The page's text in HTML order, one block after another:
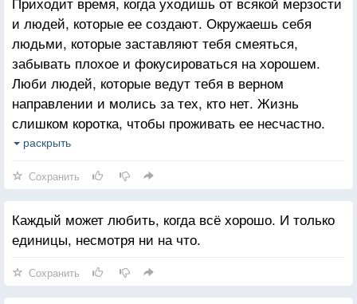
и людей, которые ее создают. Окружаешь себя
людьми, которые заставляют тебя смеяться,
забывать плохое и фокусироваться на хорошем.
Люби людей, которые ведут тебя в верном
направлении и молись за тех, кто нет. Жизнь
слишком коротка, чтобы проживать ее несчастно.
Падение - это часть жизни, но восстание - сама
раскрыть
Сохранить
Каждый может любить, когда всё хорошо. И только
единицы, несмотря ни на что.
Сохранить